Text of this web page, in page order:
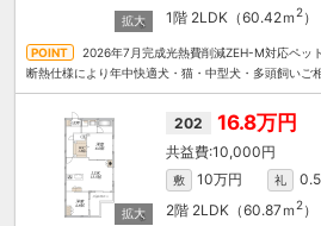
1階 2LDK（60.42ｍ2）
2026年7月完成光熱費削減ZEH-M対応ペッ
断熱仕様により年中快適犬・猫・中型犬・多頭飼いご
202 16.8万円
10,000円
敷 10万円 礼
2階 2LDK（60.87ｍ2）